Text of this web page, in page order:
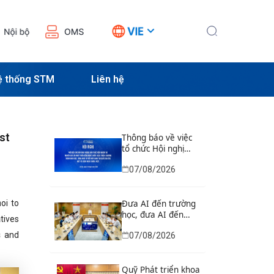
thống STM Liên hệ
to
and
Thông báo về việc
tổ chức Hội nghị
bản hướng dẫn
triển công nghệ
chiến lược thuộc
học, công nghệ và
công nghệ chiến
07/08/2026
Đưa AI đến trường
học, đưa AI đến
tạo, kết nối chuyên
07/08/2026
Quỹ Phát triển khoa